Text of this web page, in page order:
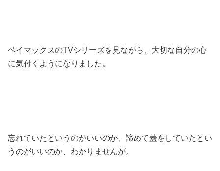
ベイマックスのTVシリーズを見ながら、大切な自分の心
に気付くようになりました。
忘れていたというのがいいのか、諦めて蓋をしていたとい
うのがいいのか、わかりませんが。